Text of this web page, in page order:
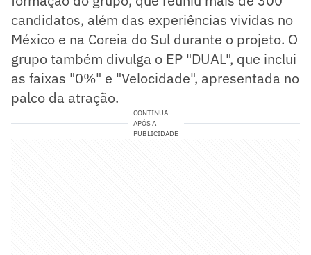
candidatos, além das experiências vividas no
México e na Coreia do Sul durante o projeto. O
grupo também divulga o EP "DUAL", que inclui
as faixas "0%" e "Velocidade", apresentada no
palco da atração.
CONTINUA
APÓS A
PUBLICIDADE